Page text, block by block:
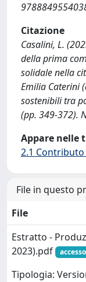
Citazione
Casalini, L.
della prima
solidale nella
Emilia Caterini
sostenibili tra
(pp. 349-372).
Appare nelle
2.1
File in questo
File
Estratto -
2023).pdf
Tipologia: